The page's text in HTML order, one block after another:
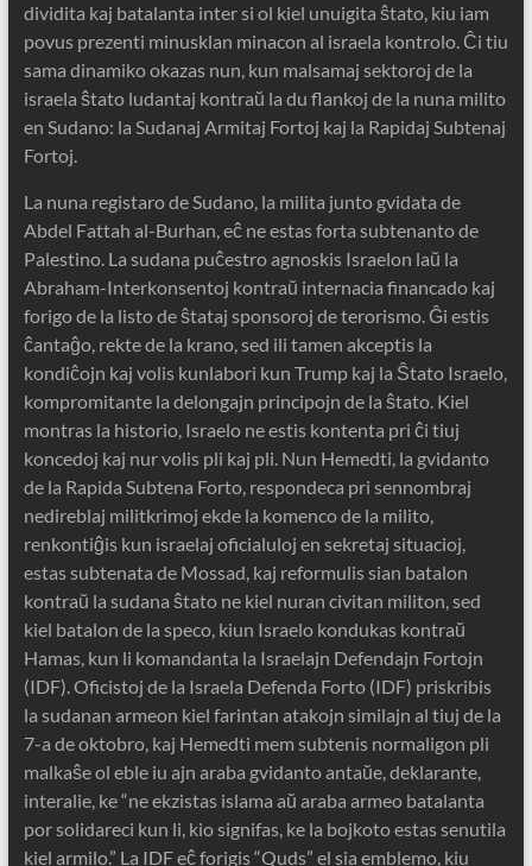
dividita kaj batalanta inter si ol kiel unuigita ŝtato, kiu iam
povus prezenti minusklan minacon al israela kontrolo. Ĉi tiu
sama dinamiko okazas nun, kun malsamaj sektoroj de la
israela ŝtato ludantaj kontraŭ la du flankoj de la nuna milito
en Sudano: la Sudanaj Armitaj Fortoj kaj la Rapidaj Subtenaj
Fortoj.
La nuna registaro de Sudano, la milita junto gvidata de
Abdel Fattah al-Burhan, eĉ ne estas forta subtenanto de
Palestino. La sudana puĉestro agnoskis Israelon laŭ la
Abraham-Interkonsentoj kontraŭ internacia financado kaj
forigo de la listo de ŝtataj sponsoroj de terorismo. Ĝi estis
ĉantaĝo, rekte de la krano, sed ili tamen akceptis la
kondiĉojn kaj volis kunlabori kun Trump kaj la Ŝtato Israelo,
kompromitante la delongajn principojn de la ŝtato. Kiel
montras la historio, Israelo ne estis kontenta pri ĉi tiuj
koncedoj kaj nur volis pli kaj pli. Nun Hemedti, la gvidanto
de la Rapida Subtena Forto, respondeca pri sennombraj
nedireblaj militkrimoj ekde la komenco de la milito,
renkontiĝis kun israelaj oficialuloj en sekretaj situacioj,
estas subtenata de Mossad, kaj reformulis sian batalon
kontraŭ la sudana ŝtato ne kiel nuran civitan militon, sed
kiel batalon de la speco, kiun Israelo kondukas kontraŭ
Hamas, kun li komandanta la Israelajn Defendajn Fortojn
(IDF). Oficistoj de la Israela Defenda Forto (IDF) priskribis
la sudanan armeon kiel farintan atakojn similajn al tiuj de la
7-a de oktobro, kaj Hemedti mem subtenis normaligon pli
malkaŝe ol eble iu ajn araba gvidanto antaŭe, deklarante,
interalie, ke “ne ekzistas islama aŭ araba armeo batalanta
por solidareci kun li, kio signifas, ke la bojkoto estas senutila
kiel armilo.” La IDF eĉ forigis “Quds” el sia emblemo, kiu